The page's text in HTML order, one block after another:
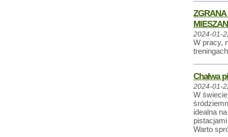
2024-01-
W pracy,
Chałwa
2024-01-
W
idealna
Warto